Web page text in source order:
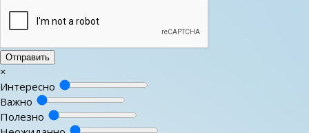
Отправить
×
Интересно
Важно
Полезно